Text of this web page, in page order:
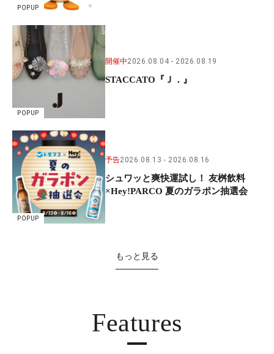
POPUP
POPUP
開催中2026.08.04 2026.08.19
STACCATO『Ｊ．』
POPUP
予告2026.08.13 2026.08.16
シュワッと爽快運試し！ 友桝飲料
×Hey!PARCO 夏のガラポン抽選会
もっと見る
Features